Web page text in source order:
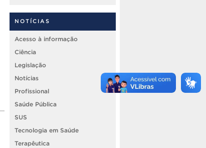
NOTÍCIAS
Acesso à informação
Ciência
Legislação
Notícias
Profissional
Saúde Pública
SUS
Tecnologia em Saúde
Terapêutica